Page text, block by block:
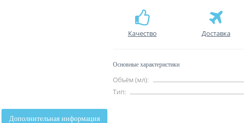
Качество Доставка
Основные характеристики
Объём (мл):
Тип:
Дополнительная информация